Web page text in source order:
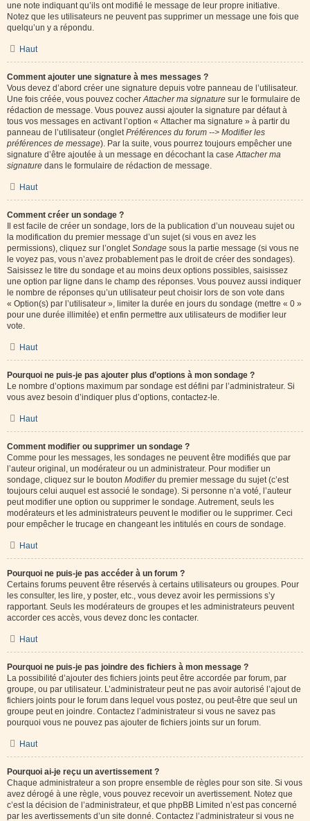
une note indiquant qu’ils ont modifié le message de leur propre initiative.
Notez que les utilisateurs ne peuvent pas supprimer un message une fois que
quelqu’un y a répondu.
Haut
Comment ajouter une signature à mes messages ?
Vous devez d’abord créer une signature depuis votre panneau de l’utilisateur.
Une fois créée, vous pouvez cocherAttacher ma signature sur le formulaire de
rédaction de message. Vous pouvez aussi ajouter la signature par défaut à
tous vos messages en activant l’option « Attacher ma signature » à partir du
panneau de l’utilisateur (ongletPréférences du forum --> Modifier les
préférences de message). Par la suite, vous pourrez toujours empêcher une
signature d’être ajoutée à un message en décochant la caseAttacher ma
signature dans le formulaire de rédaction de message.
Haut
Comment créer un sondage ?
Il est facile de créer un sondage, lors de la publication d’un nouveau sujet ou
la modification du premier message d’un sujet (si vous en avez les
permissions), cliquez sur l’ongletSondage sous la partie message (si vous ne
le voyez pas, vous n’avez probablement pas le droit de créer des sondages).
Saisissez le titre du sondage et au moins deux options possibles, saisissez
une option par ligne dans le champ des réponses. Vous pouvez aussi indiquer
le nombre de réponses qu’un utilisateur peut choisir lors de son vote dans
« Option(s) par l’utilisateur », limiter la durée en jours du sondage (mettre « 0 »
pour une durée illimitée) et enfin permettre aux utilisateurs de modifier leur
vote.
Haut
Pourquoi ne puis-je pas ajouter plus d’options à mon sondage ?
Le nombre d’options maximum par sondage est défini par l’administrateur. Si
vous avez besoin d’indiquer plus d’options, contactez-le.
Haut
Comment modifier ou supprimer un sondage ?
Comme pour les messages, les sondages ne peuvent être modifiés que par
l’auteur original, un modérateur ou un administrateur. Pour modifier un
sondage, cliquez sur le bouton Modifierdu premier message du sujet (c’est
toujours celui auquel est associé le sondage). Si personne n’a voté, l’auteur
peut modifier une option ou supprimer le sondage. Autrement, seuls les
modérateurs et les administrateurs peuvent le modifier ou le supprimer. Ceci
pour empêcher le trucage en changeant les intitulés en cours de sondage.
Haut
Pourquoi ne puis-je pas accéder à un forum ?
Certains forums peuvent être réservés à certains utilisateurs ou groupes. Pour
les consulter, les lire, y poster, etc., vous devez avoir les permissions s’y
rapportant. Seuls les modérateurs de groupes et les administrateurs peuvent
accorder ces accès, vous devez donc les contacter.
Haut
Pourquoi ne puis-je pas joindre des fichiers à mon message ?
La possibilité d’ajouter des fichiers joints peut être accordée par forum, par
groupe, ou par utilisateur. L’administrateur peut ne pas avoir autorisé l’ajout de
fichiers joints pour le forum dans lequel vous postez, ou peut-être que seul un
groupe peut en joindre. Contactez l’administrateur si vous ne savez pas
pourquoi vous ne pouvez pas ajouter de fichiers joints sur un forum.
Haut
Pourquoi ai-je reçu un avertissement ?
Chaque administrateur a son propre ensemble de règles pour son site. Si vous
avez dérogé à une règle, vous pouvez recevoir un avertissement. Notez que
c’est la décision de l’administrateur, et que phpBB Limited n’est pas concerné
par les avertissements d’un site donné. Contactez l’administrateur si vous ne